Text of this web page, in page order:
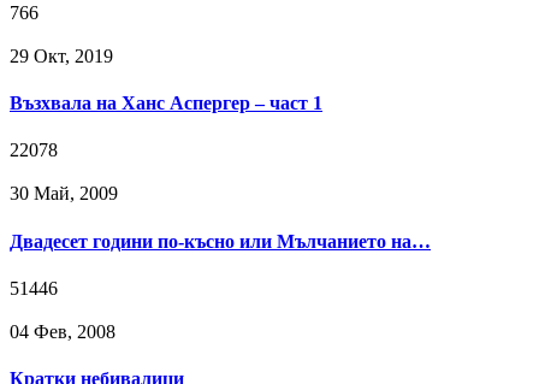
766
29 Окт, 2019
Възхвала на Ханс Аспергер – част 1
22078
30 Май, 2009
Двадесет години по-късно или Мълчанието на…
51446
04 Фев, 2008
Кратки небивалици